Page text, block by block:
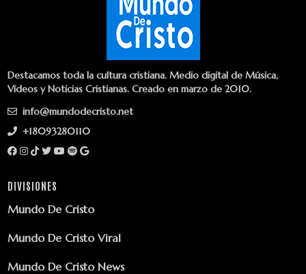
Destacamos toda la cultura cristiana. Medio digital de Música,
Vídeos y Noticias Cristianas. Creado en marzo de 2010.
info@mundodecristo.net
+18093280110
DIVISIONES
Mundo De Cristo
Mundo De Cristo Viral
Mundo De Cristo News